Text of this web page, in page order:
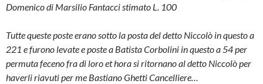
Domenico di Marsilio Fantacci stimato L. 100
Tutte queste poste erano sotto la posta del detto Niccolò in questo a
221 e furo­no levate e poste a Batista Corbolini in questo a 54 per
permuta feceno fra di lo­ro et hora si ritornano al detto Niccolò per
haverli riavuti per me Bastiano Ghetti Cancelliere…